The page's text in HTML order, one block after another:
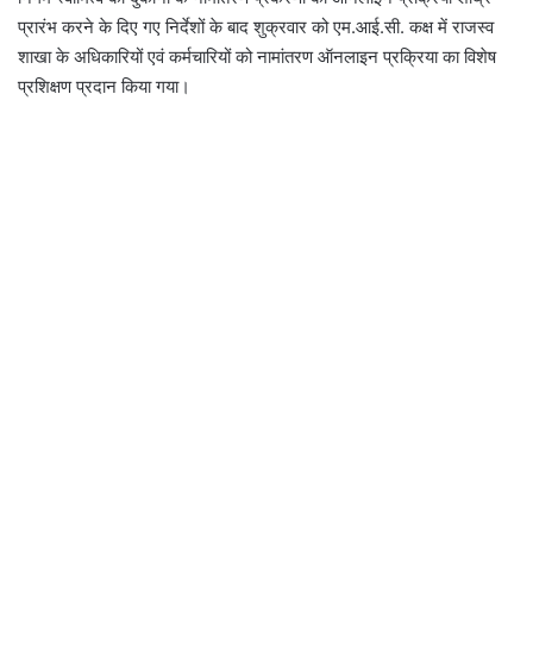
प्रारंभ करने के दिए गए निर्देशों के बाद शुक्रवार को एम.आई.सी. कक्ष में राजस्व
शाखा के अधिकारियों एवं कर्मचारियों को नामांतरण ऑनलाइन प्रक्रिया का विशेष
प्रशिक्षण प्रदान किया गया।